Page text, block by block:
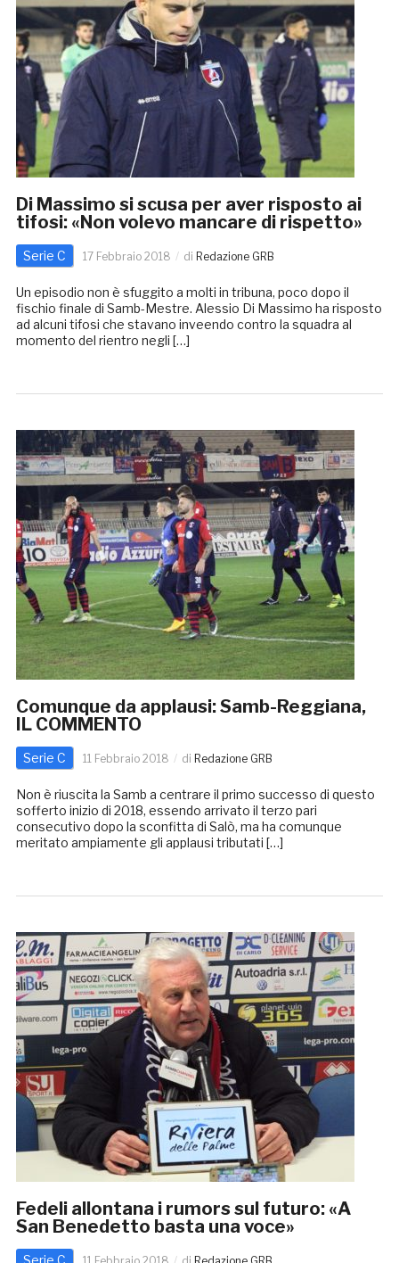
Di Massimo si scusa per aver risposto ai
tifosi: «Non volevo mancare di rispetto»
Serie C 17 Febbraio 2018 di Redazione GRB
Un episodio non è sfuggito a molti in tribuna, poco dopo il
fischio finale di Samb-Mestre. Alessio Di Massimo ha risposto
ad alcuni tifosi che stavano inveendo contro la squadra al
momento del rientro negli […]
Comunque da applausi: Samb-Reggiana,
IL COMMENTO
Serie C 11 Febbraio 2018 di Redazione GRB
Non è riuscita la Samb a centrare il primo successo di questo
sofferto inizio di 2018, essendo arrivato il terzo pari
consecutivo dopo la sconfitta di Salò, ma ha comunque
meritato ampiamente gli applausi tributati […]
Fedeli allontana i rumors sul futuro: «A
San Benedetto basta una voce»